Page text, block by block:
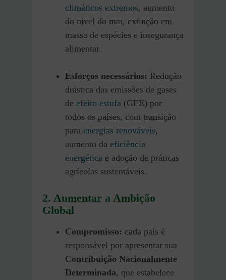
climáticos extremos, aumento
do nível do mar, extinção em
massa de espécies e insegurança
alimentar.
Esforços necessários: Redução
drástica das emissões de gases
de efeito estufa (GEE) por
todos os países, com transição
para energias renováveis,
aumento da eficiência
energética e adoção de práticas
agrícolas sustentáveis.
2. Aumentar a Ambição
Global
Compromisso: cada país é
responsável por apresentar sua
Contribuição Nacionalmente
Determinada, que estabelece